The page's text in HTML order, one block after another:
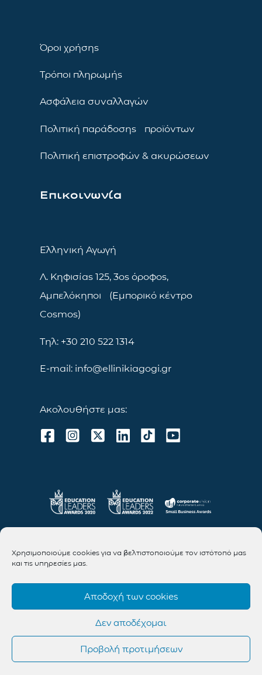
Χρησιμοποιούμε cookies για να βελτιστοποιούμε τον ιστότοπό μας
και τις υπηρεσίες μας.
Αποδοχή των cookies
Δεν αποδέχομαι
Προβολή προτιμήσεων
Όροι χρήσης
Τρόποι πληρωμής
Ασφάλεια συναλλαγών
Πολιτική παράδοσης προϊόντων
Πολιτική επιστροφών & ακυρώσεων
Επικοινωνία
Ελληνική Αγωγή
Λ. Κηφισίας 125, 3ος όροφος,
Αμπελόκηποι (Εμπορικό κέντρο
Cosmos)
Τηλ: +30 210 522 1314
E-mail: info@ellinikiagogi.gr
Ακολουθήστε μας: